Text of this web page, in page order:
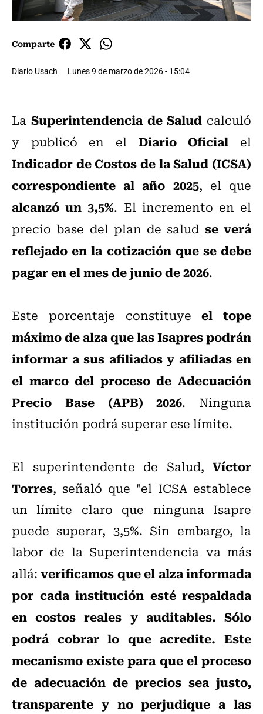
Comparte
Diario Usach Lunes 9 de marzo de 2026 - 15:04
La Superintendencia de Salud calculó
y publicó en el Diario Oficial el
Indicador de Costos de la Salud (ICSA)
correspondiente al año 2025, el que
alcanzó un 3,5%. El incremento en el
precio base del plan de salud se verá
reflejado en la cotización que se debe
pagar en el mes de junio de 2026.
Este porcentaje constituyeel tope
máximo de alza que las Isapres podrán
informar a sus afiliados y afiliadas en
el marco del proceso de Adecuación
Precio Base (APB) 2026. Ninguna
institución podrá superar ese límite.
El superintendente de Salud, Víctor
Torres, señaló que "el ICSA establece
un límite claro que ninguna Isapre
puede superar, 3,5%. Sin embargo, la
labor de la Superintendencia va más
allá:verificamos que el alza informada
por cada institución esté respaldada
en costos reales y auditables. Sólo
podrá cobrar lo que acredite. Este
mecanismo existe para que el proceso
de adecuación de precios sea justo,
transparente y no perjudique a las